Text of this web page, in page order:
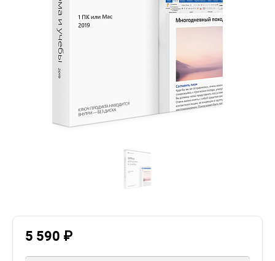
5 590 ₽